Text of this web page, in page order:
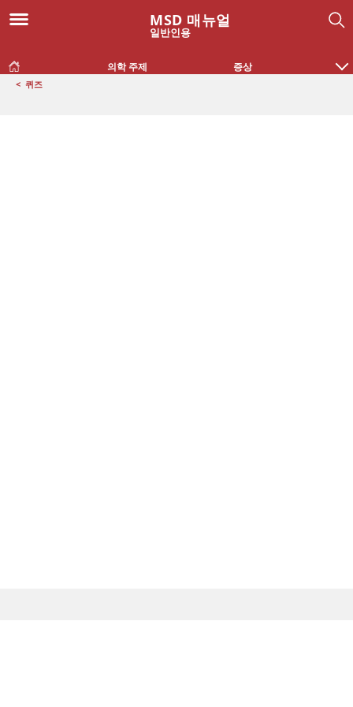
MSD 매뉴얼
일반인용
의학 주제 증상
< 퀴즈